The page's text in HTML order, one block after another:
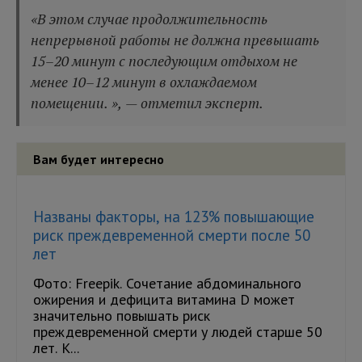
«В этом случае продолжительность
непрерывной работы не должна превышать
15–20 минут с последующим отдыхом не
менее 10–12 минут в охлаждаемом
помещении. », — отметил эксперт.
Вам будет интересно
Названы факторы, на 123% повышающие
риск преждевременной смерти после 50
лет
Фото: Freepik. Сочетание абдоминального
ожирения и дефицита витамина D может
значительно повышать риск
преждевременной смерти у людей старше 50
лет. К...